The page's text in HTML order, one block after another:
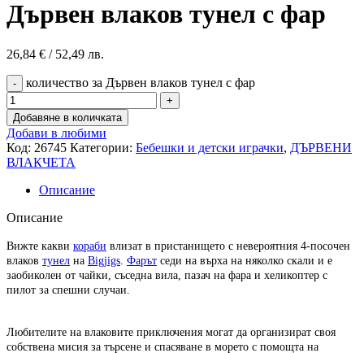
Дървен влаков тунел с фар
26,84 € / 52,49 лв.
количество за Дървен влаков тунел с фар
Добавяне в количката
Добави в любими
Код: 26745 Категории: Бебешки и детски играчки, ДЪРВЕНИ
ВЛАКЧЕТА
Описание
Описание
Вижте какви кораби влизат в пристанището с невероятния 4-посочен
влаков тунел на Bigjigs Фарът седи на върха на няколко скали и е
заобиколен от чайки, съседна вила, пазач на фара и хеликоптер с
пилот за спешни случаи.
Любителите на влаковите приключения могат да организират своя
собствена мисия за търсене и спасяване в морето с помощта на